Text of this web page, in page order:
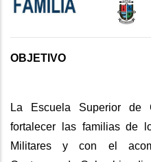
OBJETIVO
La Escuela Superior
fortalecer las familias de
Militares y con el